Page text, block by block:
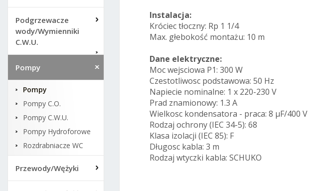
Podgrzewacze
wody/Wymienniki
C.W.U.
Pompy
Pompy
Pompy C.O.
Pompy C.W.U.
Pompy Hydroforowe
Rozdrabniacze WC
Przewody/Wężyki
Instalacja:
Króciec tłoczny: Rp 1 1/4
Max. głebokość montażu: 10 m
Dane elektryczne:
Moc wejsciowa P1: 300 W
Czestotliwosc podstawowa: 50 Hz
Napiecie nominalne: 1 x 220-230 V
Prad znamionowy: 1.3 A
Wielkosc kondensatora - praca: 8 μF/400 V
Rodzaj ochrony (IEC 34-5): 68
Klasa izolacji (IEC 85): F
Długosc kabla: 3 m
Rodzaj wtyczki kabla: SCHUKO